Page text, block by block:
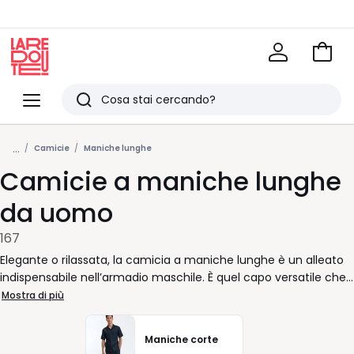
Menu
Redoute
Ricerca
Ultimi
articoli
visti
Vai
... Camicie Maniche lunghe
Camicie a maniche lunghe
da uomo
167
Elegante o rilassata, la camicia a maniche lunghe è un alleato
indispensabile nell’armadio maschile. È quel capo versatile che
accompagna ogni giornata: dal primo appuntamento in ufficio
fino all’aperitivo serale senza dover correre a casa per
cambiarsi. Con un colletto ben disegnato e un taglio pulito, dà
subito un’aria curata, anche nei momenti più frenetici.
Mostra di più
Maniche corte